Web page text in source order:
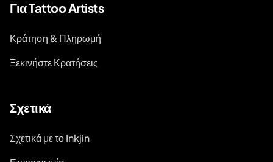
Για Tattoo Artists
Κράτηση & Πληρωμή
Ξεκινήστε Κρατήσεις
Σχετικά
Σχετικά με το Inkjin